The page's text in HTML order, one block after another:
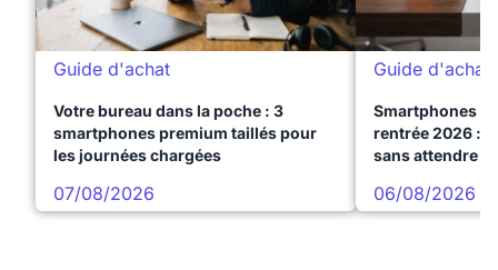
Guide d'achat
Votre bureau dans la poche : 3
smartphones premium taillés pour
les journées chargées
07/08/2026
Guide d'achat
Smartphones
rentrée 2026 :
sans attendre
06/08/2026